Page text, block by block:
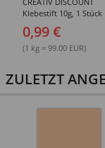
Klebestift 10g, 1 Stück
0,99 €
(1 kg = 99.00 EUR)
ZULETZT